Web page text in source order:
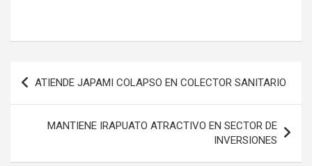
Navegación
de
entradas
ATIENDE JAPAMI COLAPSO EN COLECTOR SANITARIO
MANTIENE IRAPUATO ATRACTIVO EN SECTOR DE
INVERSIONES